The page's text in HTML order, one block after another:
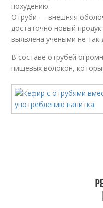
похудению.
Отруби — внешняя
достаточно новый
выявлена учеными не так
В составе отрубей
пищевых волокон,